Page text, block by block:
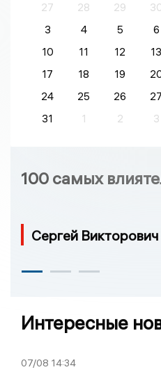
27
28 29
3
4 5 6
10
11 12 13
17
18 19
24
25 26 27
31
1 2 3
100 самых
Сергей
Интересные
07/08 14:34